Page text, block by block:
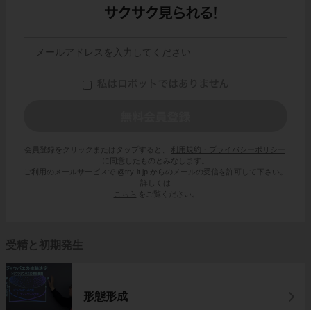
会員登録をクリックまたはタップすると、
利用規約・プライバシーポリシー
に同意したものとみなします。
ご利用のメールサービスで @try-it.jp からのメールの受信を許可して下さい。
詳しくは
こちら
をご覧ください。
受精と初期発生
形態形成